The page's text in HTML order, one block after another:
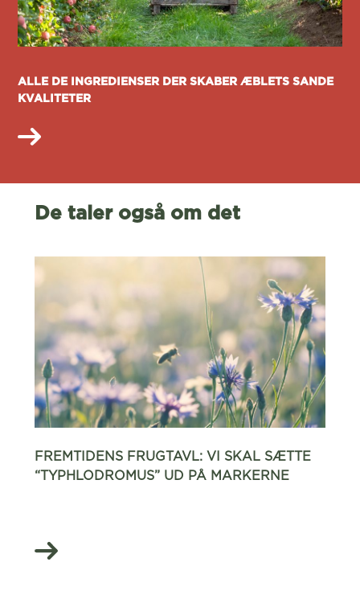
ALLE DE INGREDIENSER DER SKABER ÆBLETS SANDE
KVALITETER
De taler også om det
FREMTIDENS FRUGTAVL: VI SKAL SÆTTE
“TYPHLODROMUS” UD PÅ MARKERNE